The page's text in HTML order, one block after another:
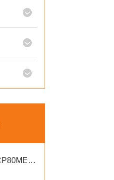
移动式8寸防汛柴油机水泵ECP80ME产品介绍